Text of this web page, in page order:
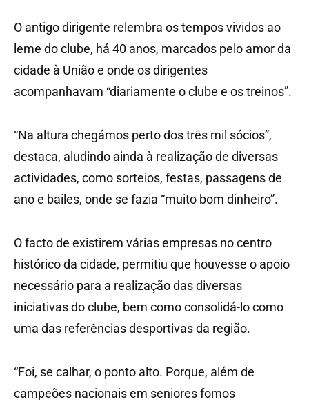
O antigo dirigente relembra os tempos vividos ao
leme do clube, há 40 anos, marcados pelo amor da
cidade à União e onde os dirigentes
acompanhavam “diariamente o clube e os treinos”.
“Na altura chegámos perto dos três mil sócios”,
destaca, aludindo ainda à realização de diversas
actividades, como sorteios, festas, passagens de
ano e bailes, onde se fazia “muito bom dinheiro”.
O facto de existirem várias empresas no centro
histórico da cidade, permitiu que houvesse o apoio
necessário para a realização das diversas
iniciativas do clube, bem como consolidá-lo como
uma das referências desportivas da região.
“Foi, se calhar, o ponto alto. Porque, além de
campeões nacionais em seniores fomos